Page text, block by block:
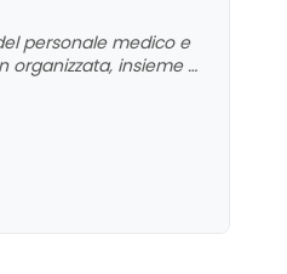
personale medico e
organizzata, insieme a
suggeriscono
zona.